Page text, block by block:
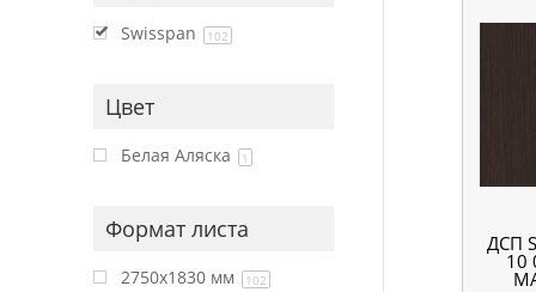
ДСП
10
Swisspan 102
Цвет
Белая Аляска 1
Формат листа
2750x1830 мм 102